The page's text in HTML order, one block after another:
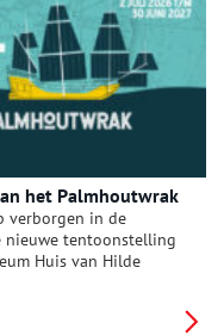
het Palmhoutwrak
verborgen in de
nieuwe tentoonstelling
Huis van Hilde
Niet eerder getoonde